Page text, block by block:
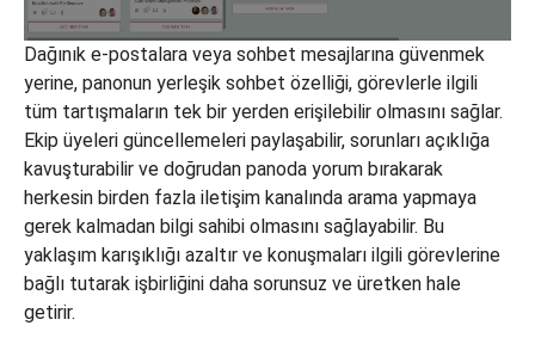
Dağınık e-postalara veya sohbet mesajlarına güvenmek
yerine, panonun yerleşik sohbet özelliği, görevlerle ilgili
tüm tartışmaların tek bir yerden erişilebilir olmasını sağlar.
Ekip üyeleri güncellemeleri paylaşabilir, sorunları açıklığa
kavuşturabilir ve doğrudan panoda yorum bırakarak
herkesin birden fazla iletişim kanalında arama yapmaya
gerek kalmadan bilgi sahibi olmasını sağlayabilir. Bu
yaklaşım karışıklığı azaltır ve konuşmaları ilgili görevlerine
bağlı tutarak işbirliğini daha sorunsuz ve üretken hale
getirir.